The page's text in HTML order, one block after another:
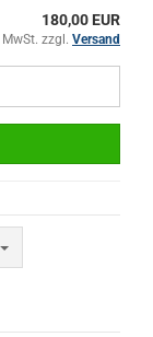
180,00 EUR
zzgl. Versand